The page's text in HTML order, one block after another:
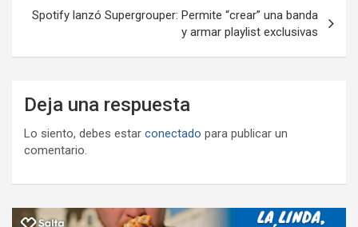
Spotify lanzó Supergrouper: Permite “crear” una banda
y armar playlist exclusivas
Deja una respuesta
Lo siento, debes estar conectado para publicar un
comentario.